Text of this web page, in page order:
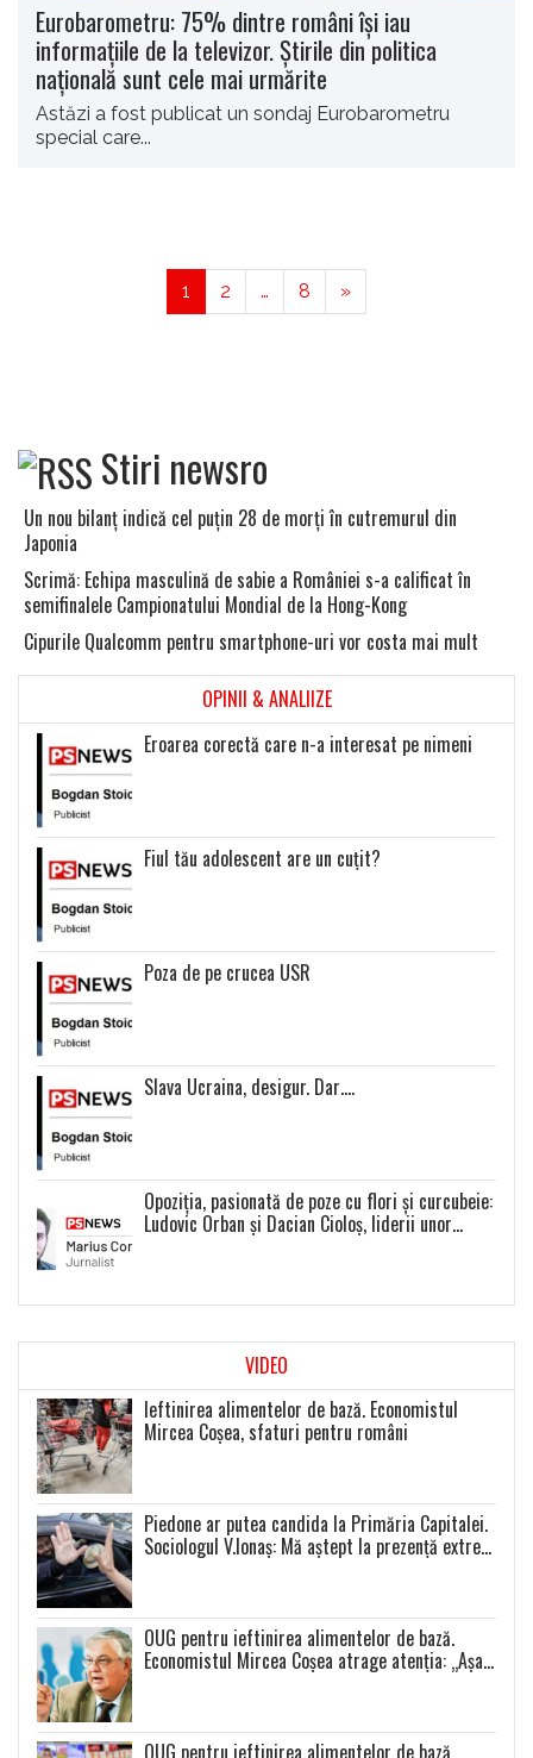
Eurobarometru: 75% dintre români își iau
informațiile de la televizor. Știrile din politica
națională sunt cele mai urmărite
Astăzi a fost publicat un sondaj Eurobarometru
special care...
1 2 … 8 »
Stiri newsro
Un nou bilanţ indică cel puţin 28 de morţi în cutremurul din
Japonia
Scrimă: Echipa masculină de sabie a României s-a calificat în
semifinalele Campionatului Mondial de la Hong-Kong
Cipurile Qualcomm pentru smartphone-uri vor costa mai mult
OPINII & ANALIIZE
Eroarea corectă care n-a interesat pe nimeni
Fiul tău adolescent are un cuțit?
Poza de pe crucea USR
Slava Ucraina, desigur. Dar….
Opoziția, pasionată de poze cu flori și curcubeie:
Ludovic Orban și Dacian Cioloș, liderii unor
VIDEO
Ieftinirea alimentelor de bază. Economistul
Mircea Coșea, sfaturi pentru români
Piedone ar putea candida la Primăria Capitalei.
Sociologul V.Ionaș: Mă aștept la prezență extrem
OUG pentru ieftinirea alimentelor de bază.
Economistul Mircea Coșea atrage atenția: „Așa